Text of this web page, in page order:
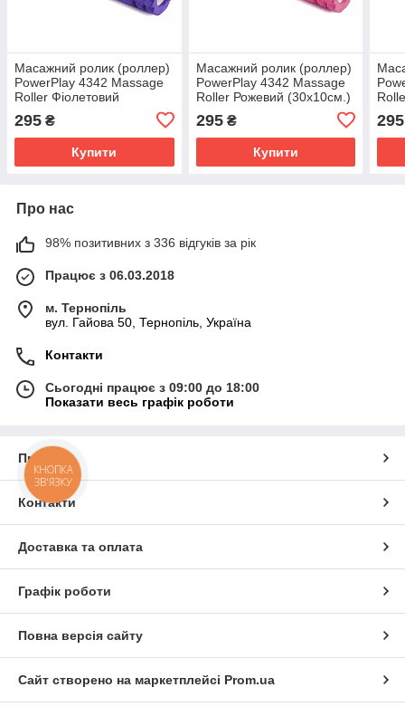
Масажний ролик (роллер)
PowerPlay 4342 Massage
Roller Фіолетовий
295 ₴
Купити
Масажний ролик (роллер)
PowerPlay 4342 Massage
Roller Рожевий (30x10см.)
295₴
Купити
295
Про нас
98% позитивних з 336 відгуків за рік
Працює з 06.03.2018
м. Тернопіль
вул. Гайова 50, Тернопіль, Україна
Контакти
Сьогодні працює з 09:00 до 18:00
Показати весь графік роботи
Про нас
Контакти
Доставка та оплата
Графік роботи
Повна версія сайту
Сайт створено на маркетплейсі Prom.ua
КНОПКА
ЗВ'ЯЗКУ